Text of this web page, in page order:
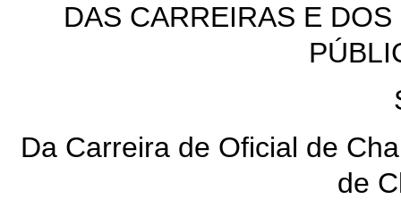
DAS CARREIRAS E
Da Carreira de Oficial de
de